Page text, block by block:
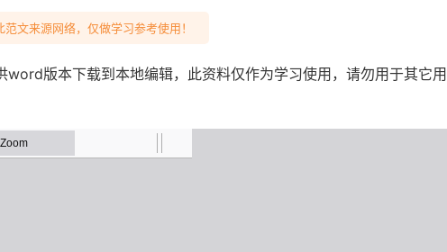
范文来源网络，仅做学习参考使用！
版本下载到本地编辑，此资料仅作为学习使用，请勿用于其它用